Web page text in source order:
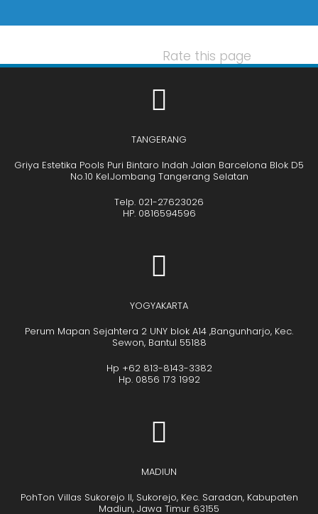
Rate this page
TANGERANG
Griya Estetika Pools Puri Bintaro Indah Jalan Barcelona Blok D5
No.10 Kel.Jombang Tangerang Selatan
Telp. 021-27623026
HP. 0816594596
YOGYAKARTA
Perum Mapan Sejahtera 2 UNY blok A14 ,Bangunharjo, Kec.
Sewon, Bantul 55188
Hp +62 813-8143-3382
Hp. 0856 173 1992
MADIUN
PohTon Villas Sukorejo II, Sukorejo, Kec. Saradan, Kabupaten
Madiun, Jawa Timur 63155